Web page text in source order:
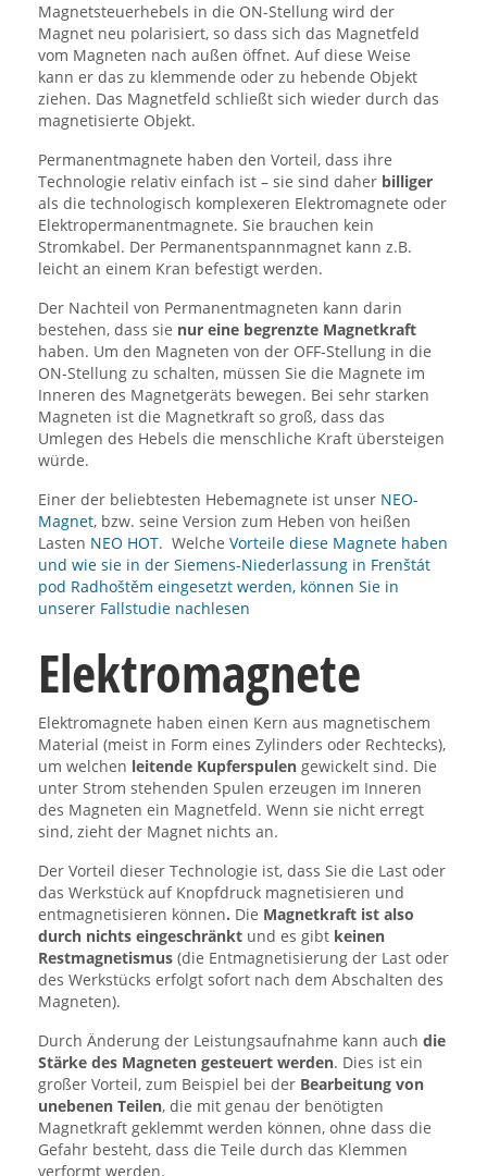
Magnetsteuerhebels in die ON-Stellung wird der
Magnet neu polarisiert, so dass sich das Magnetfeld
vom Magneten nach außen öffnet. Auf diese Weise
kann er das zu klemmende oder zu hebende Objekt
ziehen. Das Magnetfeld schließt sich wieder durch das
magnetisierte Objekt.
Permanentmagnete haben den Vorteil, dass ihre
Technologie relativ einfach ist – sie sind daher billiger
als die technologisch komplexeren Elektromagnete oder
Elektropermanentmagnete. Sie brauchen kein
Stromkabel. Der Permanentspannmagnet kann z.B.
leicht an einem Kran befestigt werden.
Der Nachteil von Permanentmagneten kann darin
bestehen, dass sie nur eine begrenzte Magnetkraft
haben. Um den Magneten von der OFF-Stellung in die
ON-Stellung zu schalten, müssen Sie die Magnete im
Inneren des Magnetgeräts bewegen. Bei sehr starken
Magneten ist die Magnetkraft so groß, dass das
Umlegen des Hebels die menschliche Kraft übersteigen
würde.
Einer der beliebtesten Hebemagnete ist unser NEO-
Magnet, bzw. seine Version zum Heben von heißen
Lasten NEO HOT. Welche Vorteile diese Magnete haben
und wie sie in der Siemens-Niederlassung in Frenštát
pod Radhoštěm eingesetzt werden, können Sie in
unserer Fallstudie nachlesen
Elektromagnete
Elektromagnete haben einen Kern aus magnetischem
Material (meist in Form eines Zylinders oder Rechtecks),
um welchen leitende Kupferspulen gewickelt sind. Die
unter Strom stehenden Spulen erzeugen im Inneren
des Magneten ein Magnetfeld. Wenn sie nicht erregt
sind, zieht der Magnet nichts an.
Der Vorteil dieser Technologie ist, dass Sie die Last oder
das Werkstück auf Knopfdruck magnetisieren und
entmagnetisieren können. Die Magnetkraft ist also
durch nichts eingeschränkt und es gibt keinen
Restmagnetismus (die Entmagnetisierung der Last oder
des Werkstücks erfolgt sofort nach dem Abschalten des
Magneten).
Durch Änderung der Leistungsaufnahme kann auch die
Stärke des Magneten gesteuert werden. Dies ist ein
großer Vorteil, zum Beispiel bei der Bearbeitung von
unebenen Teilen, die mit genau der benötigten
Magnetkraft geklemmt werden können, ohne dass die
Gefahr besteht, dass die Teile durch das Klemmen
verformt werden.